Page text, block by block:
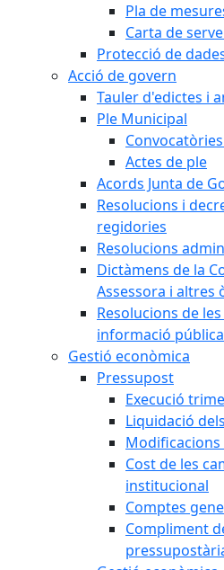
Pla de
Carta de
Protecció de
Acció de govern
Tauler d'edictes i
Ple Municipal
Actes de ple
Acords Junta de
Resolucions i
regidories
Resolucions
Dictàmens de la
Assessora i altres
Resolucions de
informació pública
Gestió econòmica
Pressupost
Execució
Liquidació
Cost de les
institucional
Comptes
Compliment